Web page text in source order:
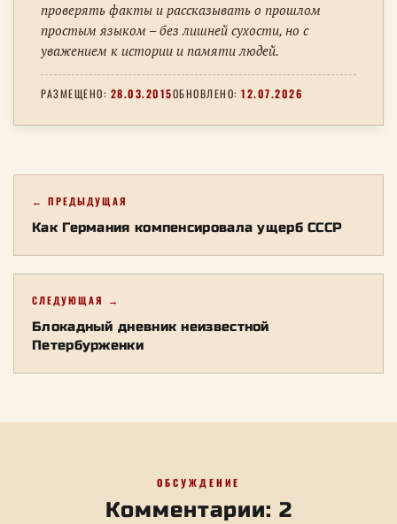
проверять факты и рассказывать о прошлом
простым языком – без лишней сухости, но с
уважением к истории и памяти людей.
РАЗМЕЩЕНО: 28.03.2015ОБНОВЛЕНО: 12.07.2026
← ПРЕДЫДУЩАЯ
Как Германия компенсировала ущерб СССР
СЛЕДУЮЩАЯ →
Блокадный дневник неизвестной
Петербурженки
ОБСУЖДЕНИЕ
Комментарии: 2